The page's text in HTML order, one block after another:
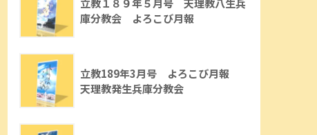
庫分教会 よろこび月報
立教189年3月号 よろこび月報
天理教発生兵庫分教会